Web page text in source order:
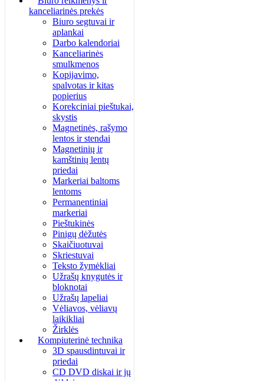
kanceliarinės prekės
Biuro segtuvai ir
aplankai
Darbo kalendoriai
Kanceliarinės
smulkmenos
Kopijavimo,
spalvotas ir kitas
popierius
Korekciniai pieštukai,
skystis
Magnetinės, rašymo
lentos ir stendai
Magnetinių ir
kamštinių lentų
priedai
Markeriai baltoms
lentoms
Permanentiniai
markeriai
Pieštukinės
Pinigų dėžutės
Skaičiuotuvai
Skriestuvai
Teksto žymėkliai
Užrašų knygutės ir
bloknotai
Užrašų lapeliai
Vėliavos, vėliavų
laikikliai
Žirklės
Kompiuterinė technika
3D spausdintuvai ir
priedai
CD DVD diskai ir jų